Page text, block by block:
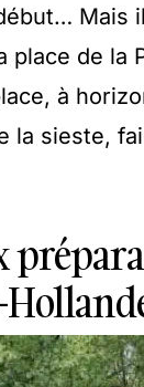
Mais
place de la
à
la sieste,